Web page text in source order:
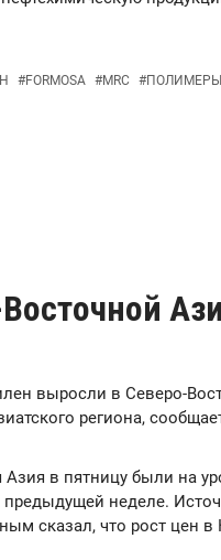
#FORMOSA #MRC #ПОЛИМЕРЫ
выросли в Северо-
региона,
Азия в пятницу были на
предыдущей неделе.
сказал, что рост цен в